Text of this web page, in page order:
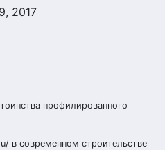
2017
профилированного
в современном строительстве